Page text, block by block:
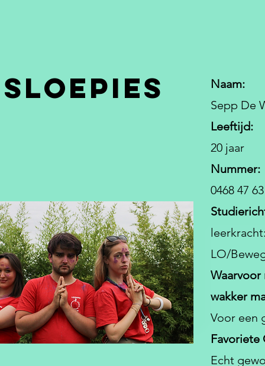
SLoepies
Naam:
Sepp De
Leeftijd:
20 jaar
Nummer:
0468 47
LO/
Waarvoor
wakker
Voor een
Favoriete
Echt